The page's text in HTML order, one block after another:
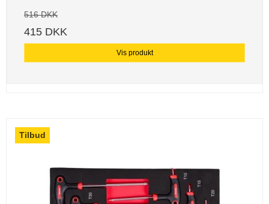
516 DKK
415 DKK
Vis produkt
Tilbud